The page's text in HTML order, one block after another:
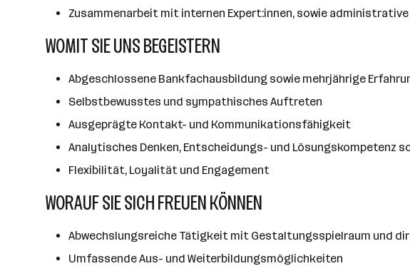
Zusammenarbeit mit internen Expert:innen, sowie
WOMIT SIE UNS BEGEISTERN
Abgeschlossene Bankfachausbildung sowie mehrjährige
Selbstbewusstes und sympathisches Auftreten
Ausgeprägte Kontakt- und Kommunikationsfähigkeit
Analytisches Denken, Entscheidungs- und Lösungskompetenz
Flexibilität, Loyalität und Engagement
WORAUF SIE SICH FREUEN KÖNNEN
Abwechslungsreiche Tätigkeit mit Gestaltungsspielraum und
Umfassende Aus- und Weiterbildungsmöglichkeiten